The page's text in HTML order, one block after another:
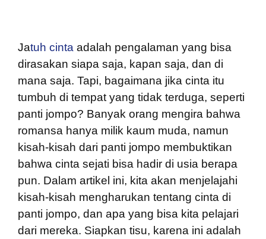
Jatuh cinta adalah pengalaman yang bisa
dirasakan siapa saja, kapan saja, dan di
mana saja. Tapi, bagaimana jika cinta itu
tumbuh di tempat yang tidak terduga, seperti
panti jompo? Banyak orang mengira bahwa
romansa hanya milik kaum muda, namun
kisah-kisah dari panti jompo membuktikan
bahwa cinta sejati bisa hadir di usia berapa
pun. Dalam artikel ini, kita akan menjelajahi
kisah-kisah mengharukan tentang cinta di
panti jompo, dan apa yang bisa kita pelajari
dari mereka. Siapkan tisu, karena ini adalah